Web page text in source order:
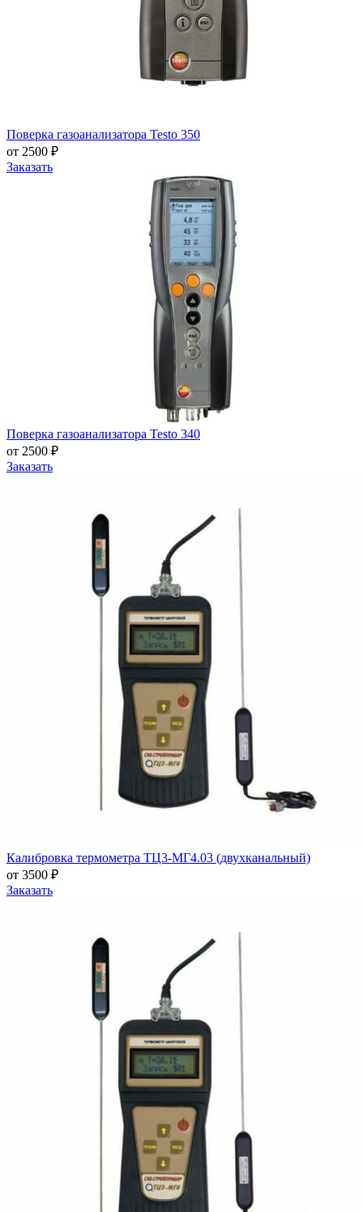
Поверка газоанализатора Testo 350
от 2500 ₽
Заказать
Поверка газоанализатора Testo 340
от 2500 ₽
Заказать
Калибровка термометра ТЦ3-МГ4.03 (двухканальный)
от 3500 ₽
Заказать